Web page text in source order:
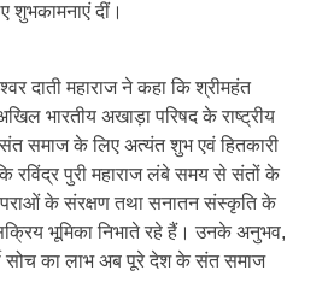
शुभकामनाएं दीं।
दाती महाराज ने कहा कि श्रीमहंत
भारतीय अखाड़ा परिषद के राष्ट्रीय
समाज के लिए अत्यंत शुभ एवं हितकारी
रविंद्र पुरी महाराज लंबे समय से संतों के
के संरक्षण तथा सनातन संस्कृति के
भूमिका निभाते रहे हैं। उनके अनुभव,
सोच का लाभ अब पूरे देश के संत समाज